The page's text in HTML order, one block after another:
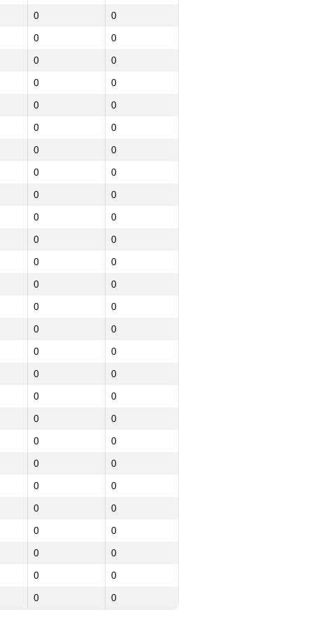
0
0
0
0
0
0
0
0
0
0
0
0
0
0
0
0
0
0
0
0
0
0
0
0
0
0
0
0
0
0
0
0
0
0
0
0
0
0
0
0
0
0
0
0
0
0
0
0
0
0
0
0
0 0
0
0
0
0
0
0
0
0
0
0
0
0
0
0
0
0
0
0
0
0
0
0
0
0
0
0
0
0
0
0
0
0
0
0
0
0
0
0
0
0
0
0
0
0
0
0
0
0
0
0
0
0
0
0